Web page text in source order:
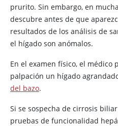
prurito. Sin embargo, en
descubre antes de que
resultados de los análisis de
el hígado son anómalos.
En el examen físico, el
palpación un hígado
del bazo.
Si se sospecha de cirrosis
pruebas de funcionalidad